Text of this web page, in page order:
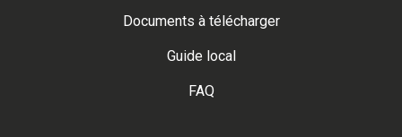
Documents à télécharger
Guide local
FAQ